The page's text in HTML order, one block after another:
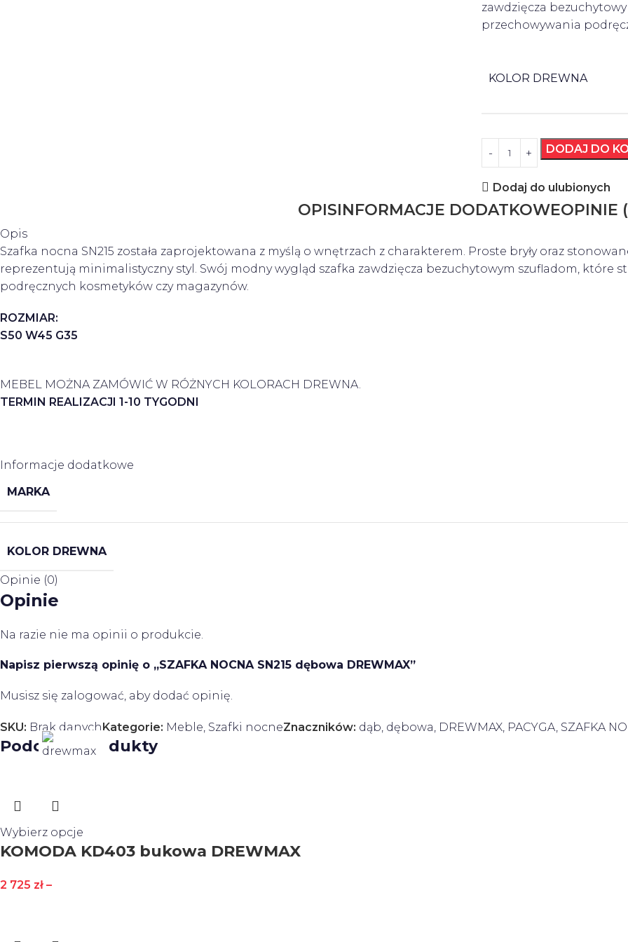
zawdzięcza
przechowywania
KOLOR DREWNA
DODAJ DO
Dodaj do ulubionych
OPISINFORMACJE DODATKOWEOPINIE
Opis
Szafka nocna SN215 została zaprojektowana z myślą o wnętrzach z charakterem. Proste bryły oraz
reprezentują minimalistyczny styl. Swój modny wygląd szafka zawdzięcza bezuchytowym szufladom, które
podręcznych kosmetyków czy magazynów.
ROZMIAR:
S50 W45 G35
MEBEL MOŻNA ZAMÓWIĆ W RÓŻNYCH KOLORACH DREWNA.
TERMIN REALIZACJI 1-10 TYGODNI
Informacje dodatkowe
MARKA
KOLOR DREWNA
Opinie (0)
Opinie
Na razie nie ma opinii o produkcie.
Napisz pierwszą opinię o „SZAFKA NOCNA SN215 dębowa DREWMAX”
Musisz się zalogować, aby dodać opinię.
SKU: Brak danychKategorie: Meble, Szafki nocneZnaczników: dąb, dębowa, DREWMAX, PACYGA, SZAFKA
Podobne produkty
Wybierz opcje
KOMODA KD403 bukowa DREWMAX
2 725 zł –